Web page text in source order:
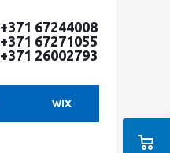
+371 67244008
+371 67271055
+371 26002793
WIX